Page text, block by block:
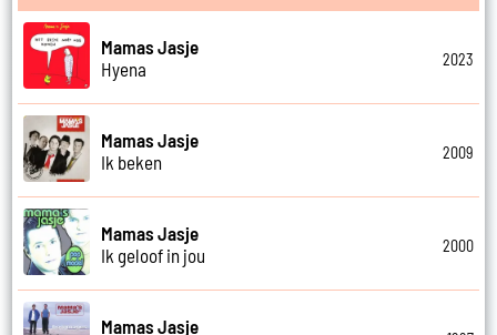
Mamas Jasje
Hyena
2023
Mamas Jasje
Ik beken
2009
Mamas Jasje
Ik geloof in jou
2000
Mamas Jasje